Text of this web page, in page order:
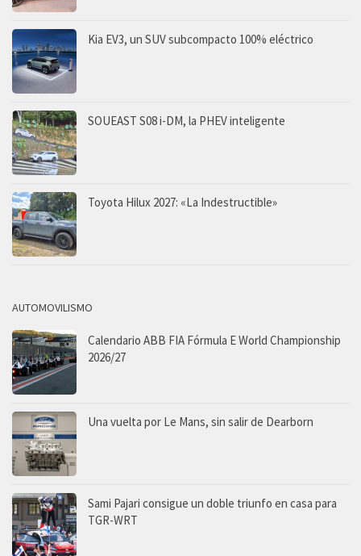
Kia EV3, un SUV subcompacto 100% eléctrico
SOUEAST S08 i-DM, la PHEV inteligente
Toyota Hilux 2027: «La Indestructible»
AUTOMOVILISMO
Calendario ABB FIA Fórmula E World Championship
2026/27
Una vuelta por Le Mans, sin salir de Dearborn
Sami Pajari consigue un doble triunfo en casa para
TGR-WRT